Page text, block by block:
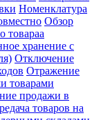
Номенклатура
Обзор
товараа
хранение с
Отключение
Отражение
товарами
продажи в
товаров на